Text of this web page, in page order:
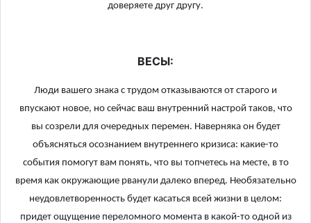
доверяете друг другу.
ВЕСЫ:
Люди вашего знака с трудом отказываются от старого и
впускают новое, но сейчас ваш внутренний настрой таков, что
вы созрели для очередных перемен. Наверняка он будет
объясняться осознанием внутреннего кризиса: какие-то
события помогут вам понять, что вы топчетесь на месте, в то
время как окружающие рванули далеко вперед. Необязательно
неудовлетворенность будет касаться всей жизни в целом:
придет ощущение переломного момента в какой-то одной из